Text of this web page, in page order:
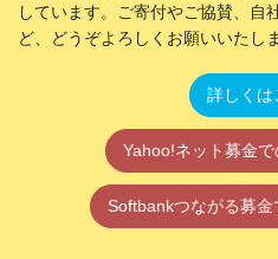
しています。ご寄付やご協賛、自
ど、どうぞよろしくお願いいたしま
詳しくは
Yahoo!ネット募金
Softbankつながる募